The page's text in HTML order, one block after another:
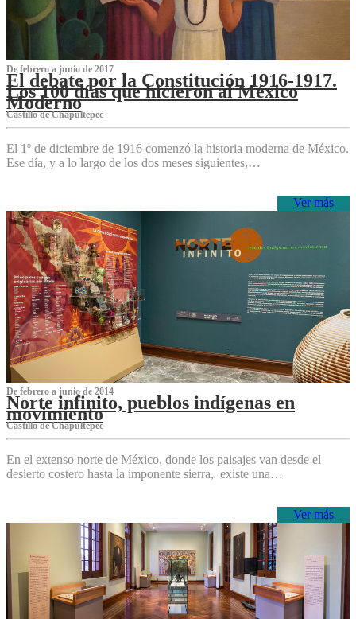
De febrero a junio de 2017
El debate por la Constitución 1916-1917.
Los 100 días que hicieron al México
Moderno
Castillo de Chapultepec
El 1º de diciembre de 1916 comenzó la historia moderna de México.
Ese día, y a lo largo de los dos meses siguientes,…
Ver más
De febrero a junio de 2014
Norte infinito, pueblos indígenas en
movimiento
Castillo de Chapultepec
En el extenso norte de México, donde los paisajes van desde el
desierto costero hasta la imponente sierra, existe una…
Ver más